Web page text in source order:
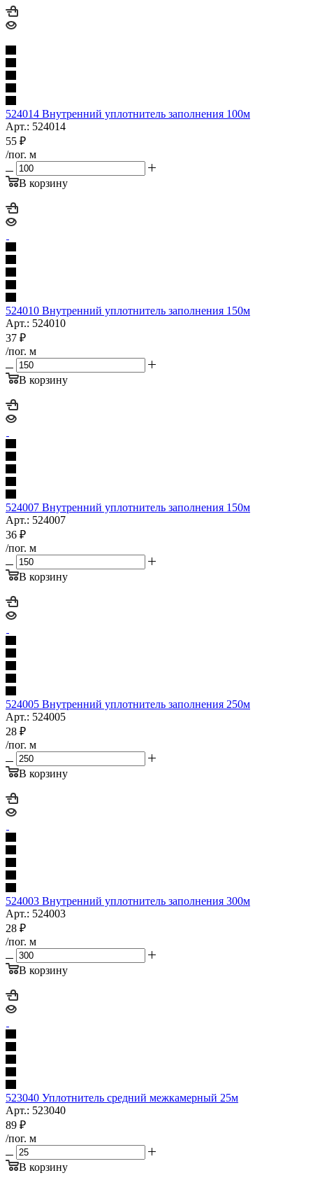
524014 Внутренний уплотнитель заполнения 100м
Арт.: 524014
55 ₽
/пог. м
В корзину
524010 Внутренний уплотнитель заполнения 150м
Арт.: 524010
37 ₽
/пог. м
В корзину
524007 Внутренний уплотнитель заполнения 150м
Арт.: 524007
36 ₽
/пог. м
В корзину
524005 Внутренний уплотнитель заполнения 250м
Арт.: 524005
28 ₽
/пог. м
В корзину
524003 Внутренний уплотнитель заполнения 300м
Арт.: 524003
28 ₽
/пог. м
В корзину
523040 Уплотнитель средний межкамерный 25м
Арт.: 523040
89 ₽
/пог. м
В корзину